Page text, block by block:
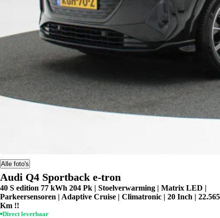
Alle foto's
Audi Q4 Sportback e-tron
40 S edition 77 kWh 204 Pk | Stoelverwarming | Matrix LED |
Parkeersensoren | Adaptive Cruise | Climatronic | 20 Inch | 22.565
Km !!
Direct leverbaar